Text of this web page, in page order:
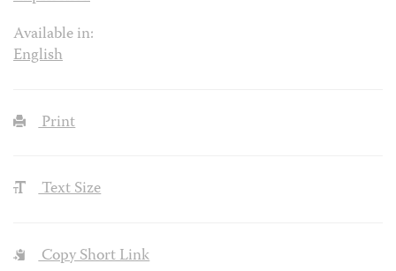
Available in:
English
Print
Text Size
Copy Short Link